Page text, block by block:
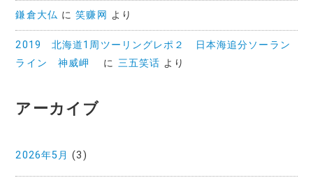
鎌倉大仏 に笑赚网 より
2019 北海道1周ツーリングレポ２ 日本海追分ソーラン
ライン 神威岬
に 三五笑话 より
アーカイブ
2026年5月 (3)